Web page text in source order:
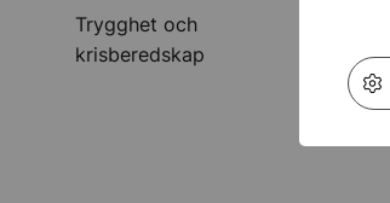
Trygghet och
krisberedskap